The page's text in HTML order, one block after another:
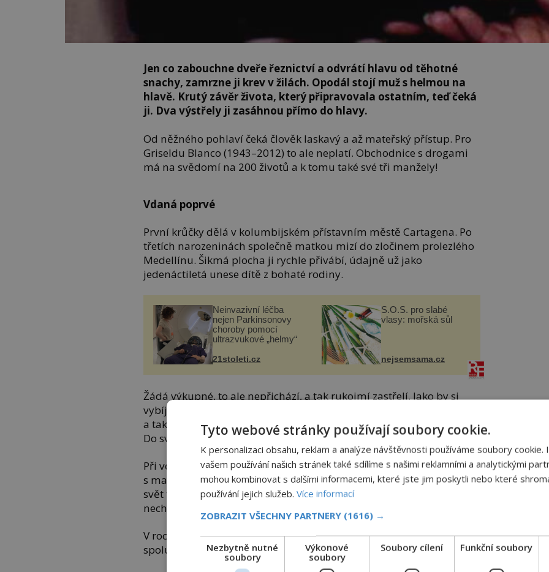
Jen co zabouchne dveře řeznictví a odvrátí hlavu od těhotné
snachy, zamrzne ji krev v žilách. Opodál stojí muž s helmou na
hlavě. Krutý závěr života, který připravovala ostatním, teď čeká
ji. Dva výstřely ji zasáhnou přímo do hlavy.
Od něžného pohlaví čeká člověk laskavý a až mateřský přístup. Pro
Griseldu Blanco (1943–2012) to ale neplatí. Obchodnice s drogami
má na svědomí na 200 životů a k tomu také své tři manžely!
Vdaná poprvé
První krůčky dělá v kolumbijském přístavním městě Cartagena. Po
třetích narozeninách společně matkou mizí do zločinem prolezlého
Medellínu. Šikmá plocha ji rychle přivábí, údajně už jako
jedenáctiletá unese dítě z bohaté rodiny.
Neinvazivní léčba
nejen Parkinsonovy
choroby pomocí
ultrazvukové „helmy“
21stoleti.cz
S.O.S. pro slabé
vlasy: mořská sůl
nejsemsama.cz
Žádá výkupné, to ale nepřichází, a tak rukojmí zastřelí. Jako by si
vybíjela frustraci z domova, protože tam ji znásilňuje nevlastní otec,
a tak se raději ztrácí ve městě a prohledává kolemjdoucím kapsy.
Do svého životopisu přidává i prostituci.
Při večerních toulkách narazí na Carlose Trujilla, který obchoduje
s marihuanou. Pár, který se potká, když je Blanco třináct, přivede na
svět tři syny. Tady by příběh mohl skončit, trojnásobná matka ale
nechce zůstat upíchnutá u plotny.
V roce 1964 se s Trujillem rozvádí, v budoucnu spolu budou
spolupracovat, když jí přestane být užitečný – nechá ho zabít.
Tyto webové stránky používají soubory cookie.
K personalizaci obsahu, reklam a analýze návštěvnosti používáme soubory cookie.
vašem používání našich stránek také sdílíme s našimi reklamními a analytickými
mohou kombinovat s dalšími informacemi, které jste jim poskytli nebo které
používání jejich služeb. Více informací
ZOBRAZIT VŠECHNY PARTNERY (1616) →
Nezbytně nutné
soubory
Výkonové
soubory
Soubory cílení Funkční soubory